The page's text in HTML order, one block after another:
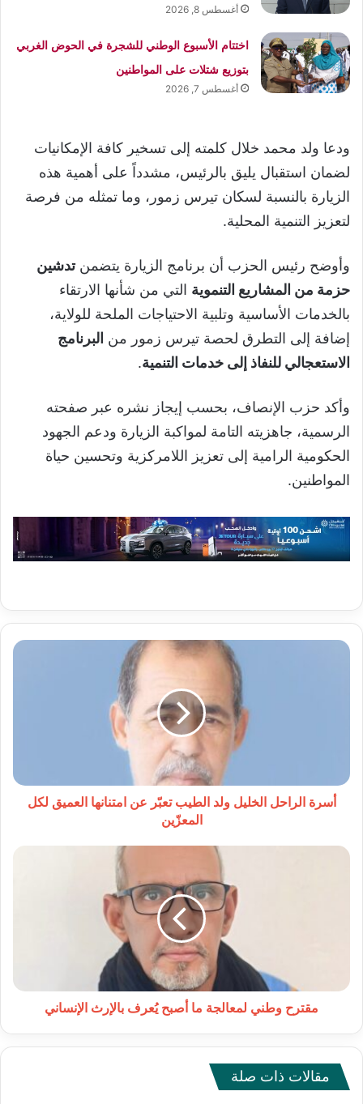
أغسطس 8, 2026
اختتام الأسبوع الوطني للشجرة في الحوض الغربي
بتوزيع شتلات على المواطنين
أغسطس 7, 2026
ودعا ولد محمد خلال كلمته إلى تسخير كافة الإمكانيات
لضمان استقبال يليق بالرئيس، مشدداً على أهمية هذه
الزيارة بالنسبة لسكان تيرس زمور، وما تمثله من فرصة
لتعزيز التنمية المحلية.
وأوضح رئيس الحزب أن برنامج الزيارة يتضمنتدشين
حزمة من المشاريع التنموية التي من شأنها الارتقاء
بالخدمات الأساسية وتلبية الاحتياجات الملحة للولاية،
إضافة إلى التطرق لحصة تيرس زمور من البرنامج
الاستعجالي للنفاذ إلى خدمات التنمية.
وأكد حزب الإنصاف، بحسب إيجاز نشره عبر صفحته
الرسمية، جاهزيته التامة لمواكبة الزيارة ودعم الجهود
الحكومية الرامية إلى تعزيز اللامركزية وتحسين حياة
المواطنين.
أسرة
العميق
لكلأسرة الراحل الخليل ولد الطيب تعبّر عن امتنانها العميق لكل
المعزّين
مقترح
مقترح وطني لمعالجة ما أصبح يُعرف بالإرث الإنساني
مقالات ذات صلة